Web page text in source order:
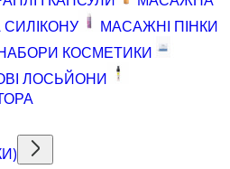
СИЛІКОНУ
МАСАЖНІ ПІНКИ
КОСМЕТИКИ
ЛОСЬЙОНИ